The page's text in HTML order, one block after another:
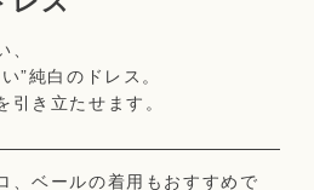
”純白のドレス。
き立たせます。
、ベールの着用もおすすめで